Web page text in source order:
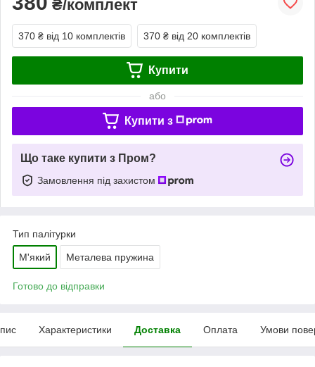
₴/комплект
370 ₴ від 10 комплектів 370 ₴ від 20 комплектів
Купити
або
Купити з
Що таке купити з Пром?
Замовлення під захистом
Тип палітурки
М'який Металева пружина
Готово до відправки
Характеристики Доставка Оплата Умови